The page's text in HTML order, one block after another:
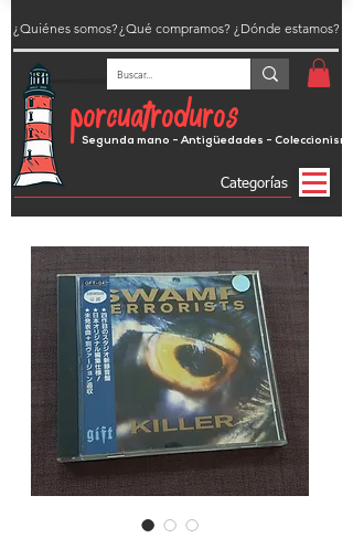
porcuatroduros
Segunda mano - Antigüedades - Coleccionismo
¿Dónde estamos?
¿Quiénes somos?
Categorías
¿Qué compramos?